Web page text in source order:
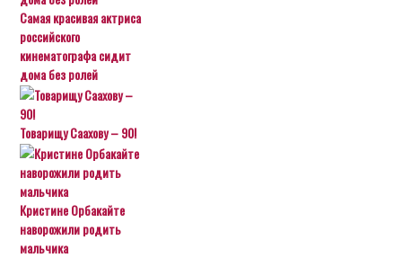
Самая красивая актриса
российского
кинематографа сидит
дома без ролей
Товарищу Саахову – 90!
Кристине Орбакайте
наворожили родить
мальчика